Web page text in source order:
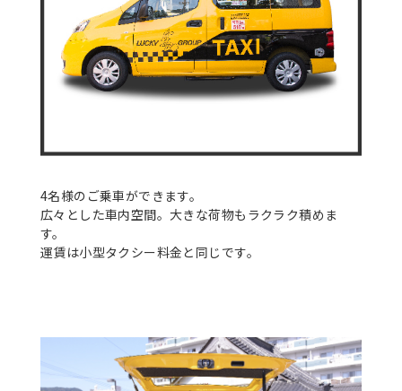
4名様のご乗車ができます。
広々とした車内空間。大きな荷物もラクラク積めま
す。
運賃は小型タクシー料金と同じです。